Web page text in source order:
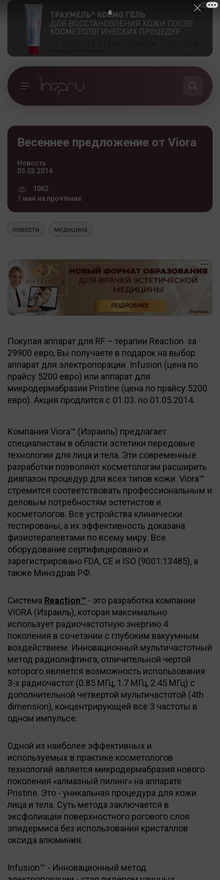
Весеннее предложение от Viora
Новость
05.03.2014
1062
1 мин на прочтение
новости медицина
Покупая аппарат для RF – терапии Reaction за
29900 евро, Вы получаете в подарок на выбор
аппарат для электропорации Infusion (цена по
прайсу 5200 евро) или аппарат для
микродермабразии Pristine (цена по прайсу 5200
евро). Акция продлится с 01.03. по 01.05.2014.
Компания Viora™ (Израиль) предлагает
специалистам в области эстетики передовые
технологии для лица и тела. Эти современные
разработки позволяют косметологам расширить
диапазон процедур для всех типов кожи. Viora™
стремится соответствовать профессиональным и
деловым потребностям эстетистов и
косметологов. Все устройства клинически
тестированы, а их эффективность доказана
физиотерапевтами по всему миру. Все
оборудование сертифицировано и
зарегистрировано FDA, CE и ISO (9001:13485), а
также Минздрав РФ.
Система Reaction™ - это разработка компании
VIORA (Израиль), которая максимально
использует радиочастотную энергию 4
поколения в сочетании с глубоким вакуумным
воздействием. Инновационный мультичастотный
метод радиолифтинга, отличительной чертой
которого является возможность использования
3-х радиочастот (0.85 МГц, 1.7 МГц, 2.45 МГц) с
дополнительной четвертой мультичастотой (4th
dimension), концентрирующей все 3 частоты в
одном импульсе.
Одной из наиболее эффективных и
используемых в практике косметологов
технологий является микродермабразия нового
поколения «алмазный пилинг» на аппарате
Pristine. Это - уникальная процедура для кожи
лица и тела. Суть метода заключается в
эксфолиации поверхностного рогового слоя
эпидермиса без использования кристаллов
оксида алюминия.
Infusion™ - Инновационный метод
5